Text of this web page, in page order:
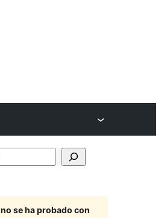
no se ha probado con